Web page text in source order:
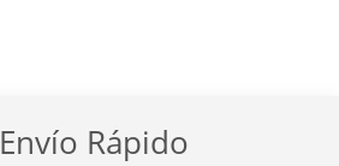
Envío Rápido